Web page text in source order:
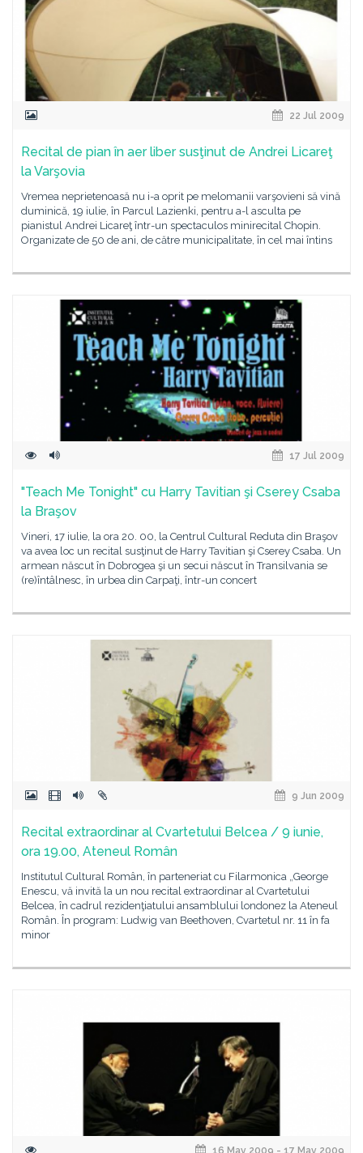
22 Jul 2009
Recital de pian în aer liber susţinut de Andrei Licareţ
la Varşovia
Vremea neprietenoasă nu i-a oprit pe melomanii varşovieni să vină
duminică, 19 iulie, în Parcul Lazienki, pentru a-l asculta pe
pianistul Andrei Licareţ într-un spectaculos minirecital Chopin.
Organizate de 50 de ani, de către municipalitate, în cel mai întins
17 Jul 2009
"Teach Me Tonight" cu Harry Tavitian şi Cserey Csaba
la Braşov
Vineri, 17 iulie, la ora 20. 00, la Centrul Cultural Reduta din Braşov
va avea loc un recital susţinut de Harry Tavitian şi Cserey Csaba. Un
armean născut în Dobrogea şi un secui născut în Transilvania se
(re)întâlnesc, în urbea din Carpaţi, într-un concert
9 Jun 2009
Recital extraordinar al Cvartetului Belcea / 9 iunie,
ora 19.00, Ateneul Român
Institutul Cultural Român, în parteneriat cu Filarmonica „George
Enescu, vă invită la un nou recital extraordinar al Cvartetului
Belcea, în cadrul rezidenţiatului ansamblului londonez la Ateneul
Român. În program: Ludwig van Beethoven, Cvartetul nr. 11 în fa
minor
16 May 2009 - 17 May 2009